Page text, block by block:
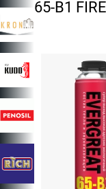
65-B1